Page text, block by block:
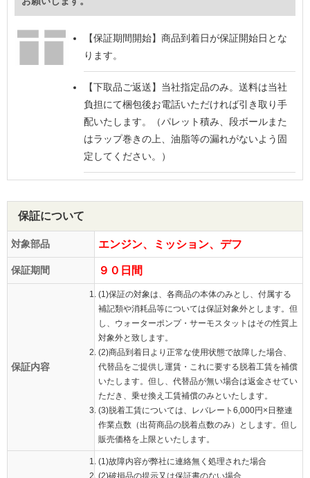
【保証期間開始】 商品到着日が保証開始日とな
ります。
【下取品ご返送】 当社指定品のみ。送料は当社
負担にて梱包後お電話いただければ引き取り手
配いたします。（パレット積み、段ボールまた
はラップ巻きの上、油脂等の漏れがないよう固
定してください。）
保証について
対象部品 エンジン、ミッション、デフ
保証期間 ９０日間
保証内容
(1)保証の対象は、各商品の本体のみとし、付属する
補記類や消耗品等については保証対象外とします。但
し、ウォーターポンプ・サーモスタットはその性質上
対象外と致します。
(2)商品到着日より正常な使用状態で故障した場合、
代替品をご提供し運賃・これに要する脱着工賃を補償
いたします。但し、代替品が無い場合は返金させてい
ただき、乗せ換え工賃補償のみといたします。
(3)脱着工賃については、レバレート6,000円×日整連
作業点数（出荷商品の脱着点数のみ）とします。但し
販売価格を上限といたします。
(1)故障内容が弊社に連絡無く処理された場合
(2)破損品の提示又は保証書のない場合